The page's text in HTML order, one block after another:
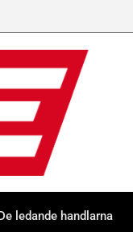
ledande handlarna